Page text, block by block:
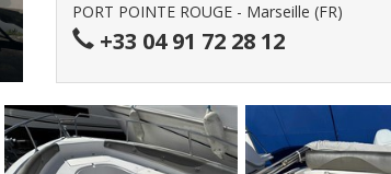
PORT POINTE ROUGE - Marseille (FR)
+33 04 91 72 28 12